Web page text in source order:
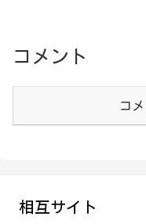
コメント
コ
相互サイト